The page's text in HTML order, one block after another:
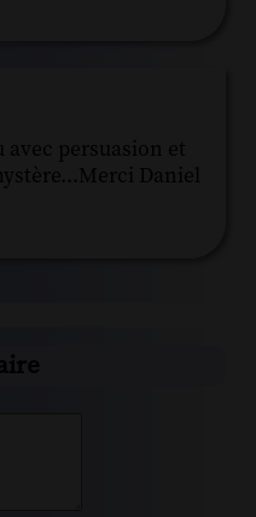
persuasion et
Daniel